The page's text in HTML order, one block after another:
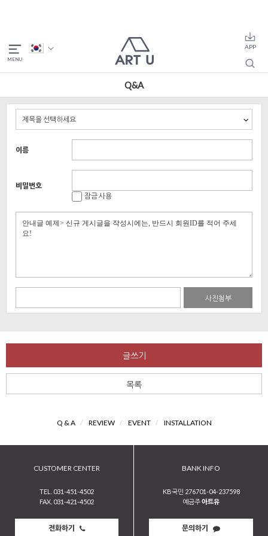
Q&A
이름
비밀번호
잠금 사용
사진첨부
글쓰기
목록
Q & A / REVIEW / EVENT / INSTALLATION
CUSTOMER CENTER
TEL. 031-451-4502
FAX. 031-421-4502
전화하기
BANK INFO
KB국민 276701-04-237598
예금주아트유
문의하기